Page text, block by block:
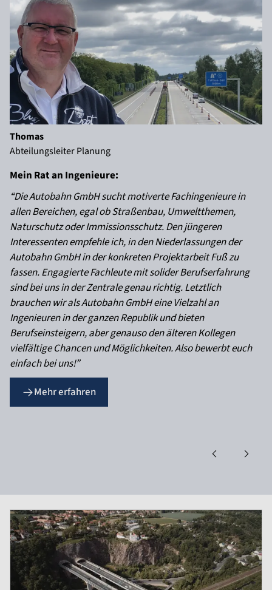
Mein Rat an Ingenieure:
“Die Autobahn GmbH sucht motiverte Fachingenieure in
allen Bereichen, egal ob Straßenbau, Umweltthemen,
Naturschutz oder Immissionsschutz. Den jüngeren
Interessenten empfehle ich, in den Niederlassungen der
Autobahn GmbH in der konkreten Projektarbeit Fuß zu
fassen. Engagierte Fachleute mit solider Berufserfahrung
sind bei uns in der Zentrale genau richtig. Letztlich
brauchen wir als Autobahn GmbH eine Vielzahl an
Ingenieuren in der ganzen Republik und bieten
Berufseinsteigern, aber genauso den älteren Kollegen
vielfältige Chancen und Möglichkeiten. Also bewerbt euch
einfach bei uns!”
Mehr erfahren
Thomas
Abteilungsleiter Planung